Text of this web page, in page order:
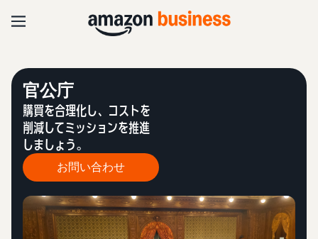
官公庁
購買を合理化し、コストを
削減してミッションを推進
しましょう。
お問い合わせ